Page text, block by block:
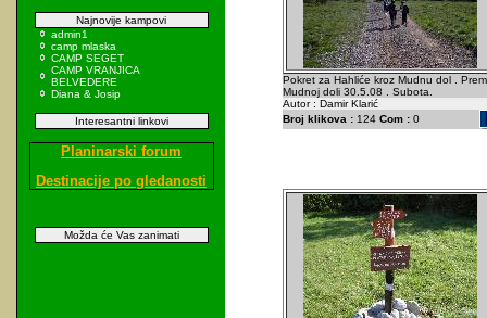
Najnovije kampovi
admin1
camp mlaska
CAMP SEGET
CAMP VRANJICA
BELVEDERE
Diana & Josip
Interesantni linkovi
Planinarski forum
Destinacije po gledanosti
Možda će Vas zanimati
Pokret za Hahliće kroz Mudnu dol .
Mudnoj doli 30.5.08 . Subota.
Autor : Damir Klarić
Broj klikova :124 Com :0